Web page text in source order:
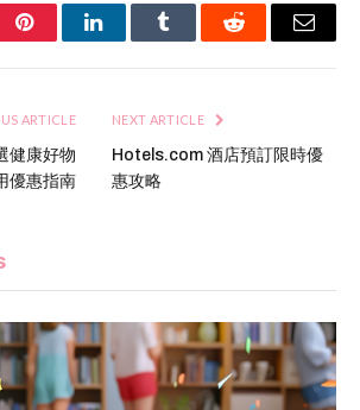
PinterestLinkedInTumblr Reddit Email
ARTICLE
健康好物
優惠指南
NEXT ARTICLE
Hotels.com 酒店預訂限時優
惠攻略